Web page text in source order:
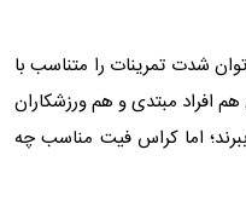
شدت تمرینات را متناسب با
افراد مبتدی و هم ورزشکاران
اما کراس فیت مناسب چه